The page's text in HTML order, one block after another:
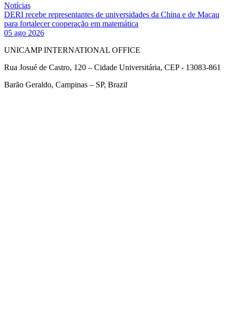
Notícias
DERI recebe representantes de universidades da China e de Macau
para fortalecer cooperação em matemática
05 ago 2026
UNICAMP INTERNATIONAL OFFICE
Rua Josué de Castro, 120 – Cidade Universitária, CEP - 13083-861
Barão Geraldo, Campinas – SP, Brazil